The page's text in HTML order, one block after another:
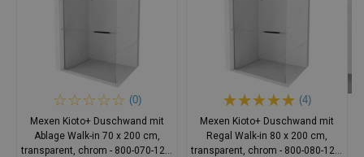
(0)
Mexen Kioto+ Duschwand mit
Ablage Walk-in 70 x 200 cm,
transparent, chrom - 800-070-121-
(4)
Mexen Kioto+ Duschwand mit
Regal Walk-in 80 x 200 cm,
transparent, chrom - 800-080-121-